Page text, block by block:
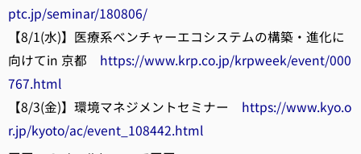
ptc.jp/seminar/180806/
【8/1(水)】医療系ベンチャーエコシステムの構築・進化に
向けてin 京都 https://www.krp.co.jp/krpweek/event/000
767.html
【8/3(金)】環境マネジメントセミナー https://www.kyo.o
r.jp/kyoto/ac/event_108442.html